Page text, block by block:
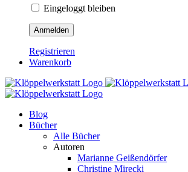
Eingeloggt bleiben
Registrieren
Warenkorb
Blog
Bücher
Alle Bücher
Autoren
Marianne Geißendörfer
Christine Mirecki